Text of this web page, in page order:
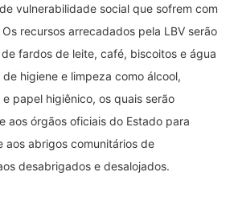
vulnerabilidade social que sofrem com
recursos arrecadados pela LBV serão
fardos de leite, café, biscoitos e água
higiene e limpeza como álcool,
papel higiênico, os quais serão
aos órgãos oficiais do Estado para
aos abrigos comunitários de
desabrigados e desalojados.